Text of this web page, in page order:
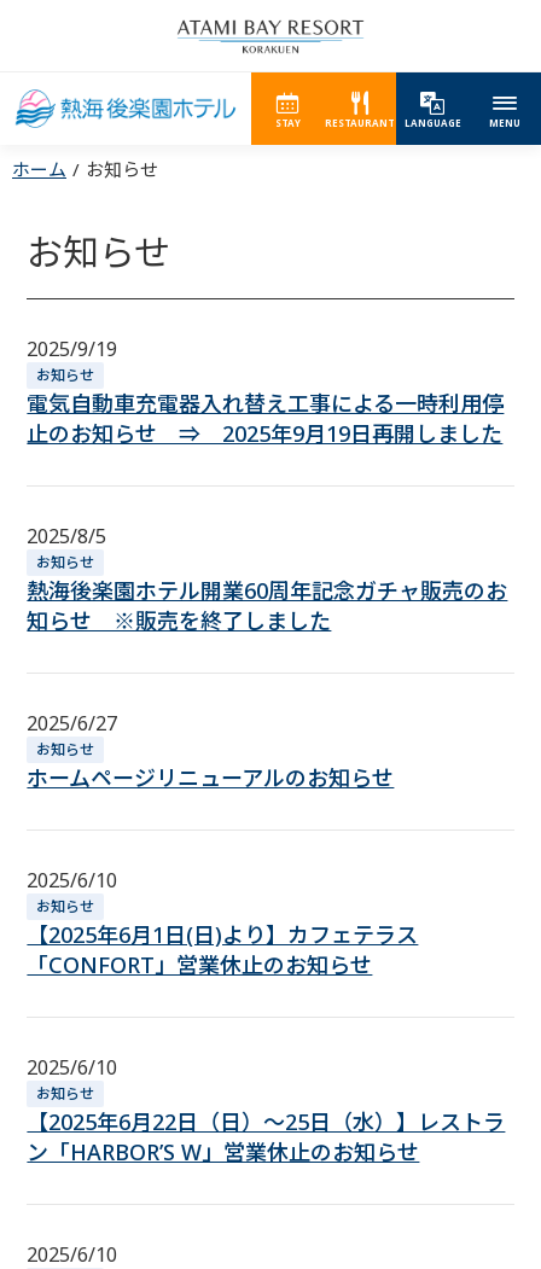
STAY RESTAURANT LANGUAGE MENU
ホーム お知らせ
お知らせ
2025/9/19
お知らせ
電気自動車充電器入れ替え工事による一時利用停
止のお知らせ ⇒ 2025年9月19日再開しました
2025/8/5
お知らせ
熱海後楽園ホテル開業60周年記念ガチャ販売のお
知らせ ※販売を終了しました
2025/6/27
お知らせ
ホームページリニューアルのお知らせ
2025/6/10
お知らせ
【2025年6月1日(日)より】カフェテラス
「CONFORT」営業休止のお知らせ
2025/6/10
お知らせ
【2025年6月22日（日）～25日（水）】レストラ
ン「HARBOR’S W」営業休止のお知らせ
2025/6/10